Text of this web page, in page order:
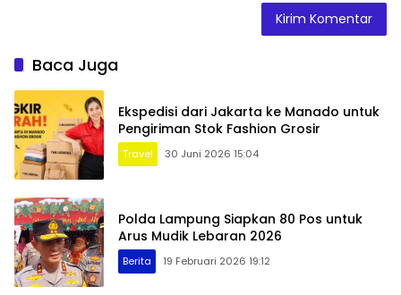
Baca Juga
Ekspedisi dari Jakarta ke Manado untuk
Pengiriman Stok Fashion Grosir
Travel 30 Juni 2026 15:04
Polda Lampung Siapkan 80 Pos untuk
Arus Mudik Lebaran 2026
Berita 19 Februari 2026 19:12